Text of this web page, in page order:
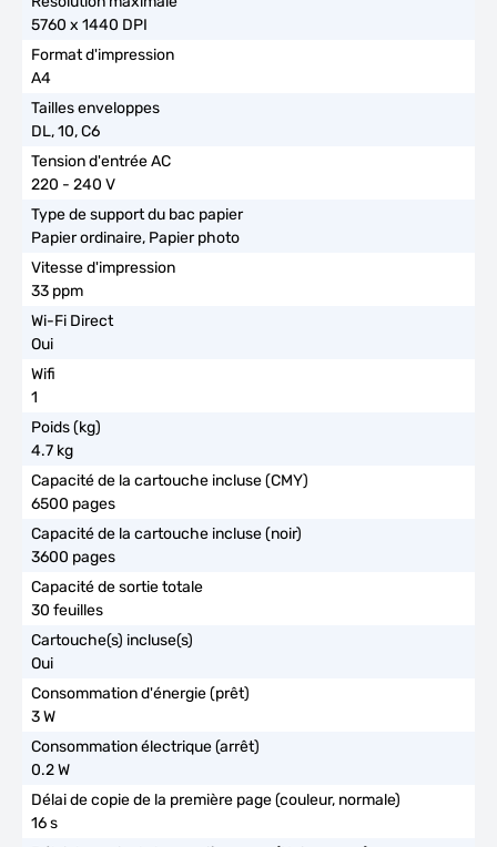
5760 x 1440 DPI
A4
DL, 10, C6
220 - 240 V
Papier ordinaire, Papier photo
33 ppm
Oui
1
4.7 kg
6500 pages
3600 pages
30 feuilles
Oui
3 W
0.2 W
16 s